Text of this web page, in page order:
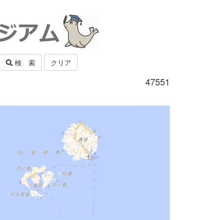
検 索 クリア
47551